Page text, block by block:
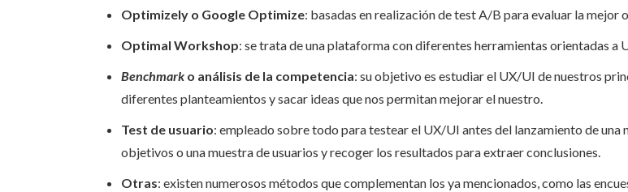
Optimizely o Google Optimize: basadas en realización de test A/B para evaluar la mejor
Optimal Workshop: se trata de una plataforma con diferentes herramientas orientadas a
Benchmark o análisis de la competencia: su objetivo es estudiar el UX/UI de nuestros
diferentes planteamientos y sacar ideas que nos permitan mejorar el nuestro.
Test de usuario: empleado sobre todo para testear el UX/UI antes del lanzamiento de
objetivos o una muestra de usuarios y recoger los resultados para extraer conclusiones.
Otras: existen numerosos métodos que complementan los ya mencionados, como las